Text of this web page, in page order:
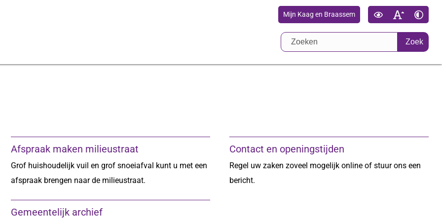
Mijn Kaag en Braassem
Zoek
Afspraak maken milieustraat
Grof huishoudelijk vuil en grof snoeiafval kunt u met een
afspraak brengen naar de milieustraat.
Contact en openingstijden
Regel uw zaken zoveel mogelijk online of stuur ons een
bericht.
Gemeentelijk archief